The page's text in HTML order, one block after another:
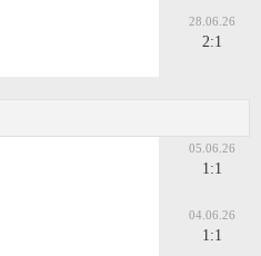
28.06.26
2:1
05.06.26
1:1
04.06.26
1:1